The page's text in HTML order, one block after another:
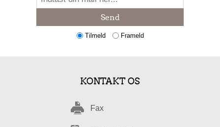
Send
Tilmeld Frameld
KONTAKT OS
Fax